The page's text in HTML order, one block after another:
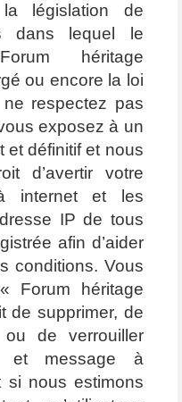
la législation de
dans lequel le
héritage
ou encore la loi
respectez pas
exposez à un
et définitif et nous
d’avertir votre
internet et les
IP de tous
afin d’aider
conditions. Vous
Forum héritage
de supprimer, de
de verrouiller
et message à
si nous estimons